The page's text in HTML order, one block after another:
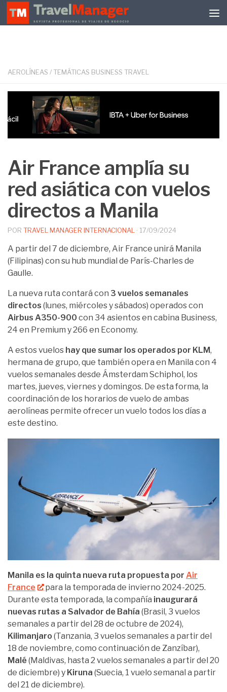
Debajo del contenido
AEROLÍNEAS / TEMÁTICAS BUSINESS TRAVEL
Air France amplía su
red asiática con vuelos
directos a Manila
POR TRAVEL MANAGER INTERNACIONAL · 17/09/2024
A partir del 7 de diciembre, Air France unirá Manila
(Filipinas) con su hub mundial de París-Charles de
Gaulle.
La nueva ruta contará con 3 vuelos semanales
directos (lunes, miércoles y sábados) operados con
Airbus A350-900 con 34 asientos en cabina Business,
24 en Premium y 266 en Economy.
A estos vuelos hay que sumar los operados por KLM,
hermana de grupo, que también opera en Manila con 4
vuelos semanales desde Ámsterdam Schiphol, los
martes, jueves, viernes y domingos. De esta forma, la
coordinación de los horarios de vuelo de ambas
aerolíneas permite ofrecer un vuelo todos los días a
este destino.
Manila es la quinta nueva ruta propuesta por Air
France
para la temporada de invierno 2024-2025.
Durante esta temporada, la compañía inaugurará
nuevas rutas a Salvador de Bahía (Brasil, 3 vuelos
semanales a partir del 28 de octubre de 2024),
Kilimanjaro (Tanzania, 3 vuelos semanales a partir del
18 de noviembre, como continuación de Zanzíbar),
Malé (Maldivas, hasta 2 vuelos semanales a partir del 20
de diciembre) y Kiruna (Suecia, 1 vuelo semanal a partir
del 21 de diciembre).